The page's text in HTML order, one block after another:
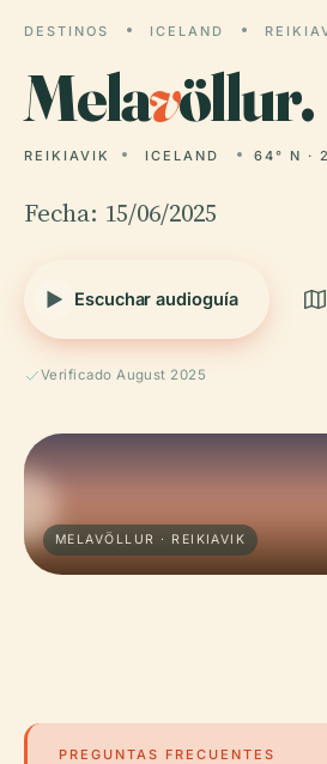
DESTINOS ICELAND
Melavöllur.
REIKIAVIK ICELAND 64° N ·
Fecha: 15/06/2025
Escuchar audioguía
Verificado August 2025
MELAVÖLLUR · REIKIAVIK
PREGUNTAS FRECUENTES